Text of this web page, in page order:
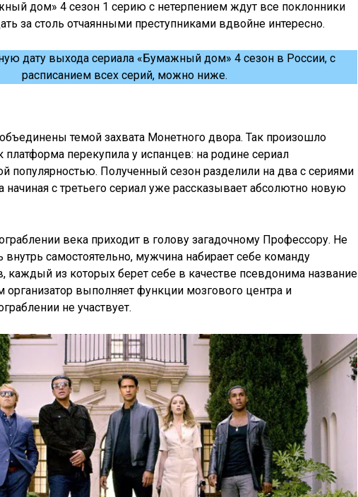
дом» 4 сезон 1 серию с нетерпением ждут все поклонники
за столь отчаянными преступниками вдвойне интересно.
дату выхода сериала «Бумажный дом» 4 сезон в России, с
расписанием всех серий, можно ниже.
темой захвата Монетного двора. Так произошло
платформа перекупила у испанцев: на родине сериал
популярностью. Полученный сезон разделили на два с сериями
с третьего сериал уже рассказывает абсолютно новую
века приходит в голову загадочному Профессору. Не
внутрь самостоятельно, мужчина набирает себе команду
каждый из которых берет себе в качестве псевдонима название
организатор выполняет функции мозгового центра и
не участвует.